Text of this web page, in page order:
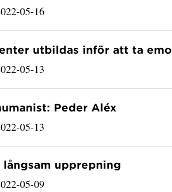
05-16
utbildas inför att ta
05-13
Peder Aléx
05-13
långsam upprepning
05-09